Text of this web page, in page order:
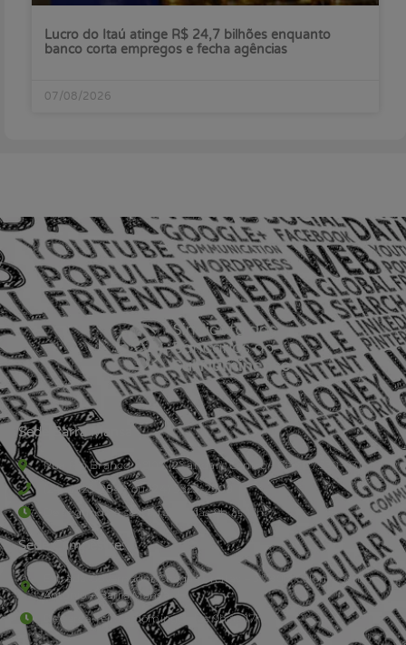
Lucro do Itaú atinge R$ 24,7 bilhões enquanto
banco corta empregos e fecha agências
07/08/2026
Sede Barra Mansa
Rua Rio Branco, nº107 (2º andar), Centro - Cep: 27.330-030
(24) 3323-2848 ou (24) 3323-2500
De segunda à sexta-feira , das 9h às 17h.
Sede Campestre:
Estrada Governador Chagas Freitas – 3.780 – Colônia Santo
Antônio – Barra Mansa
De terça-feira a domingo, das 9h às 17h